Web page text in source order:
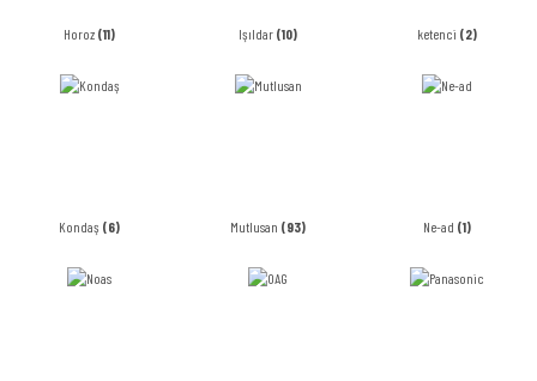
Horoz (11) Işıldar (10) ketenci (2)
Kondaş (6) Mutlusan (93) Ne-ad (1)